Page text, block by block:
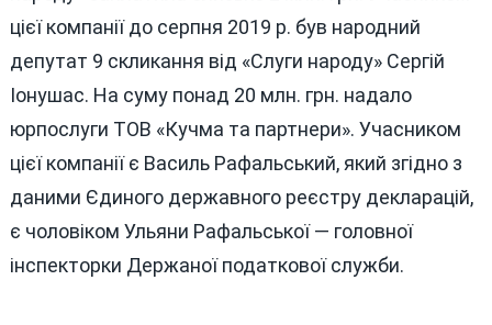
цієї компанії до серпня 2019 р. був народний
депутат 9 скликання від «Слуги народу» Сергій
Іонушас. На суму понад 20 млн. грн. надало
юрпослуги ТОВ «Кучма та партнери». Учасником
цієї компанії є Василь Рафальський, який згідно з
даними Єдиного державного реєстру декларацій,
є чоловіком Ульяни Рафальської — головної
інспекторки Держаної податкової служби.